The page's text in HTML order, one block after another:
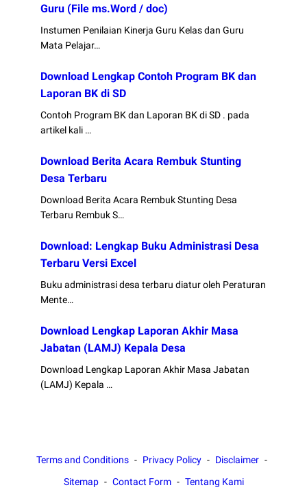
Guru (File ms.Word / doc)
Instumen Penilaian Kinerja Guru Kelas dan Guru
Mata Pelajar…
Download Lengkap Contoh Program BK dan
Laporan BK di SD
Contoh Program BK dan Laporan BK di SD . pada
artikel kali …
Download Berita Acara Rembuk Stunting
Desa Terbaru
Download Berita Acara Rembuk Stunting Desa
Terbaru Rembuk S…
Download: Lengkap Buku Administrasi Desa
Terbaru Versi Excel
Buku administrasi desa terbaru diatur oleh Peraturan
Mente…
Download Lengkap Laporan Akhir Masa
Jabatan (LAMJ) Kepala Desa
Download Lengkap Laporan Akhir Masa Jabatan
(LAMJ) Kepala …
Terms and Conditions Privacy Policy
Disclaimer
Sitemap
Contact Form Tentang Kami